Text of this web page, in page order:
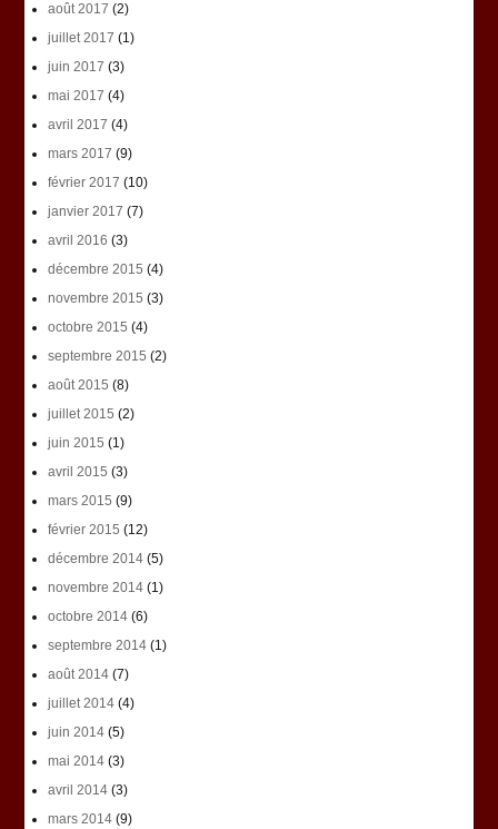
août 2017 (2)
juillet 2017 (1)
juin 2017 (3)
mai 2017 (4)
avril 2017 (4)
mars 2017 (9)
février 2017 (10)
janvier 2017 (7)
avril 2016 (3)
décembre 2015 (4)
novembre 2015 (3)
octobre 2015 (4)
septembre 2015 (2)
août 2015 (8)
juillet 2015 (2)
juin 2015 (1)
avril 2015 (3)
mars 2015 (9)
février 2015 (12)
décembre 2014(5)
novembre 2014(1)
octobre 2014(6)
septembre 2014(1)
août 2014(7)
juillet 2014(4)
juin 2014(5)
mai 2014(3)
avril 2014(3)
mars 2014(9)